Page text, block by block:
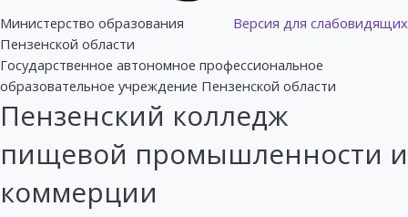
Версия для слабовидящих
Министерство образования
Пензенской области
Государственное автономное профессиональное
образовательное учреждение Пензенской области
Пензенский колледж
пищевой промышленности и
коммерции